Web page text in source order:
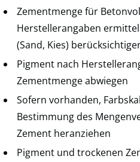
Zementmenge für
Herstellerangaben
(Sand, Kies)
Pigment nach
Zementmenge abwiegen
Sofern vorhanden,
Bestimmung des
Zement heranziehen
Pigment und trockenen